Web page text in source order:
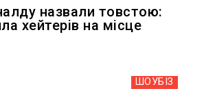
назвали товстою:
хейтерів на місце
ШОУБIЗ